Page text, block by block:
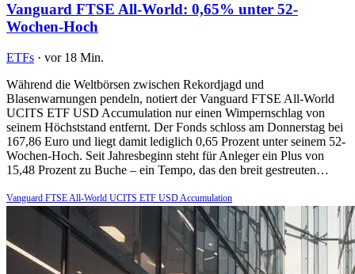
Vanguard FTSE All-World: 0,65% unter 52-
Wochen-Hoch
ETFs · vor 18 Min.
Während die Weltbörsen zwischen Rekordjagd und
Blasenwarnungen pendeln, notiert der Vanguard FTSE All-World
UCITS ETF USD Accumulation nur einen Wimpernschlag von
seinem Höchststand entfernt. Der Fonds schloss am Donnerstag bei
167,86 Euro und liegt damit lediglich 0,65 Prozent unter seinem 52-
Wochen-Hoch. Seit Jahresbeginn steht für Anleger ein Plus von
15,48 Prozent zu Buche – ein Tempo, das den breit gestreuten…
Vanguard FTSE All-World UCITS ETF USD Accumulation